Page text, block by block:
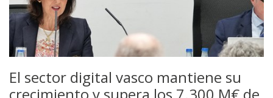
El sector digital vasco mantiene su